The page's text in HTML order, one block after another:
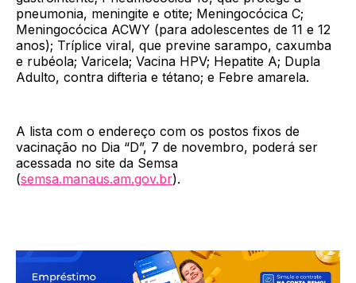
pneumonia, meningite e otite; Meningocócica C;
Meningocócica ACWY (para adolescentes de 11 e 12
anos); Tríplice viral, que previne sarampo, caxumba
e rubéola; Varicela; Vacina HPV; Hepatite A; Dupla
Adulto, contra difteria e tétano; e Febre amarela.
A lista com o endereço com os postos fixos de
vacinação no Dia “D”, 7 de novembro, poderá ser
acessada no site da Semsa
(semsa.manaus.am.gov.br).